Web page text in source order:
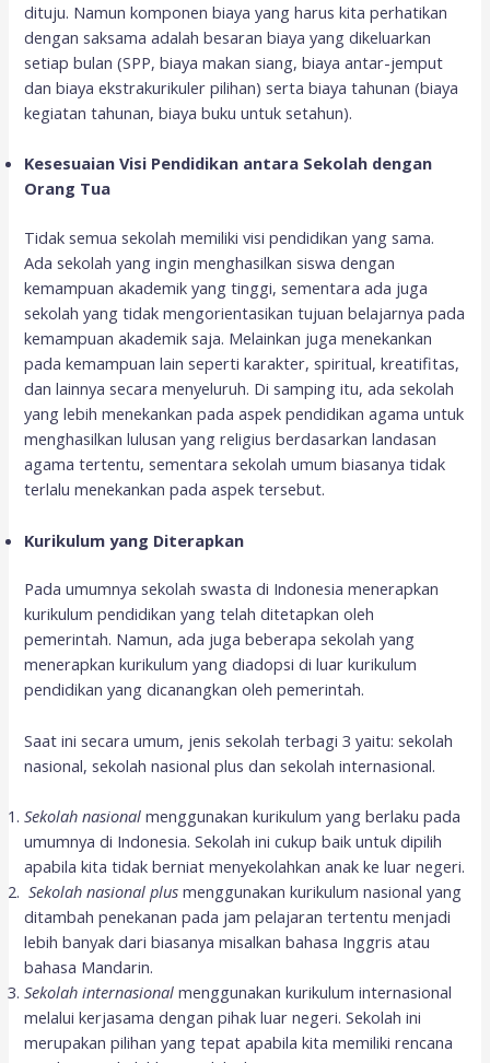
dituju. Namun komponen biaya yang harus kita perhatikan
dengan saksama adalah besaran biaya yang dikeluarkan
setiap bulan (SPP, biaya makan siang, biaya antar-jemput
dan biaya ekstrakurikuler pilihan) serta biaya tahunan (biaya
kegiatan tahunan, biaya buku untuk setahun).
Kesesuaian Visi Pendidikan antara Sekolah dengan
Orang Tua
Tidak semua sekolah memiliki visi pendidikan yang sama.
Ada sekolah yang ingin menghasilkan siswa dengan
kemampuan akademik yang tinggi, sementara ada juga
sekolah yang tidak mengorientasikan tujuan belajarnya pada
kemampuan akademik saja. Melainkan juga menekankan
pada kemampuan lain seperti karakter, spiritual, kreatifitas,
dan lainnya secara menyeluruh. Di samping itu, ada sekolah
yang lebih menekankan pada aspek pendidikan agama untuk
menghasilkan lulusan yang religius berdasarkan landasan
agama tertentu, sementara sekolah umum biasanya tidak
terlalu menekankan pada aspek tersebut.
Kurikulum yang Diterapkan
Pada umumnya sekolah swasta di Indonesia menerapkan
kurikulum pendidikan yang telah ditetapkan oleh
pemerintah. Namun, ada juga beberapa sekolah yang
menerapkan kurikulum yang diadopsi di luar kurikulum
pendidikan yang dicanangkan oleh pemerintah.
Saat ini secara umum, jenis sekolah terbagi 3 yaitu: sekolah
nasional, sekolah nasional plus dan sekolah internasional.
Sekolah nasional menggunakan kurikulum yang berlaku pada
umumnya di Indonesia. Sekolah ini cukup baik untuk dipilih
apabila kita tidak berniat menyekolahkan anak ke luar negeri.
Sekolah nasional plus menggunakan kurikulum nasional yang
ditambah penekanan pada jam pelajaran tertentu menjadi
lebih banyak dari biasanya misalkan bahasa Inggris atau
bahasa Mandarin.
Sekolah internasional menggunakan kurikulum internasional
melalui kerjasama dengan pihak luar negeri. Sekolah ini
merupakan pilihan yang tepat apabila kita memiliki rencana